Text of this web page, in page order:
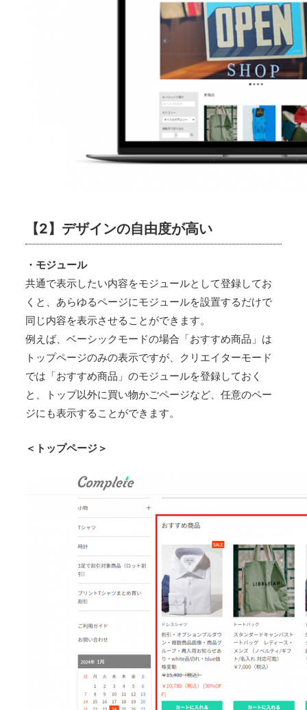
【2】デザインの自由度が高い
・モジュール
共通で表示したい内容をモジュールとして登録してお
くと、あらゆるページにモジュールを設置するだけで
同じ内容を表示させることができます。
例えば、ベーシックモードの場合「おすすめ商品」は
トップページのみの表示ですが、クリエイターモード
では「おすすめ商品」のモジュールを登録しておく
と、トップ以外に買い物かごページなど、任意のペー
ジにも表示することができます。
＜トップページ＞